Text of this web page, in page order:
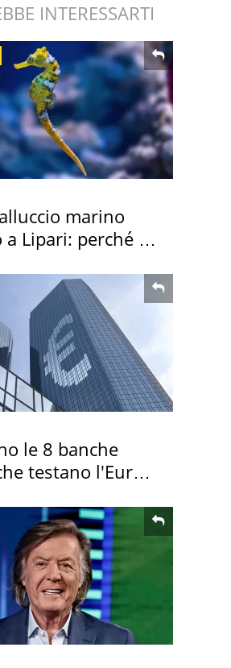
INTERESSARTI
marino
a Lipari: perché è
le 8 banche
testano l'Euro